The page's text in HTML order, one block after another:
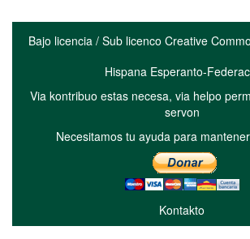
Bajo licencia / Sub licenco Creative
Hispana Esperanto-
Via kontribuo estas necesa, via helpo
servon
Necesitamos tu ayuda para
Kontakto